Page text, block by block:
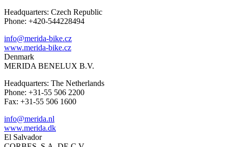
Headquarters: Czech Republic
Phone: +420-544228494
info@merida-bike.cz
www.merida-bike.cz
Denmark
MERIDA BENELUX B.V.
Headquarters: The Netherlands
Phone: +31-55 506 2200
Fax: +31-55 506 1600
info@merida.nl
www.merida.dk
El Salvador